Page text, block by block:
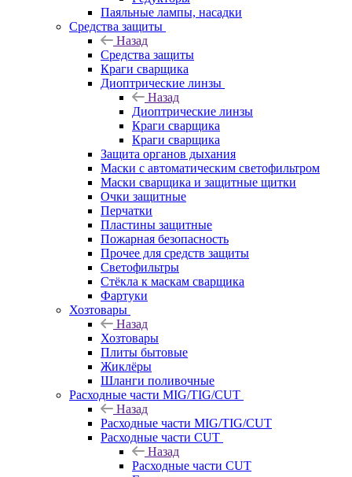
Паяльные лампы, насадки
Средства защиты
Назад
Средства защиты
Краги сварщика
Диоптрические линзы
Назад
Диоптрические линзы
Краги сварщика
Краги сварщика
Защита органов дыхания
Маски с автоматическим светофильтром
Маски сварщика и защитные щитки
Очки защитные
Перчатки
Пластины защитные
Пожарная безопасность
Прочее для средств защиты
Светофильтры
Стёкла к маскам сварщика
Фартуки
Хозтовары
Назад
Хозтовары
Плиты бытовые
Жиклёры
Шланги поливочные
Расходные части MIG/TIG/CUT
Назад
Расходные части MIG/TIG/CUT
Расходные части CUT
Назад
Расходные части CUT